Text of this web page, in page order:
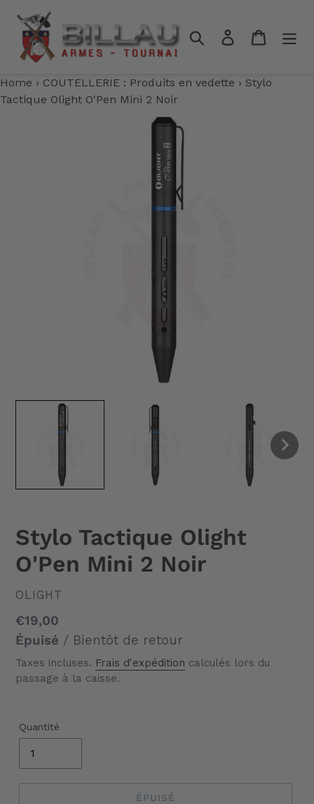
contenu
RechercherSe connecter
Panier
Home › COUTELLERIE : Produits en vedette › Stylo
Tactique Olight O'Pen Mini 2 Noir
Stylo Tactique Olight
O'Pen Mini 2 Noir
DISTRIBUTEUR
OLIGHT
Prix
normal
€19,00
Épuisé / Bientôt de retour
Taxes incluses. Frais d'expédition calculés lors du
passage à la caisse.
Quantité
ÉPUISÉ